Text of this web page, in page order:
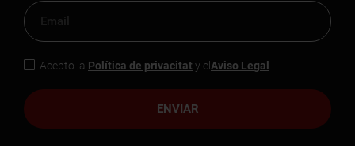
ENVIAR
Acepto la Política de privacitat y el Aviso Legal